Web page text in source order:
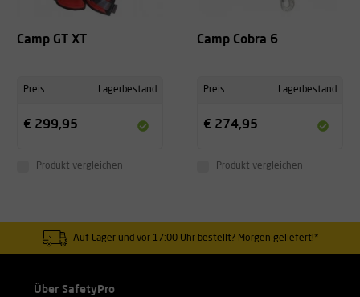
Camp GT XT
Preis Lagerbestand
€ 299,95
Produkt vergleichen
Camp Cobra 6
Preis Lagerbestand
€ 274,95
Produkt vergleichen
Auf Lager und vor 17:00 Uhr bestellt? Morgen geliefert!*
Über SafetyPro